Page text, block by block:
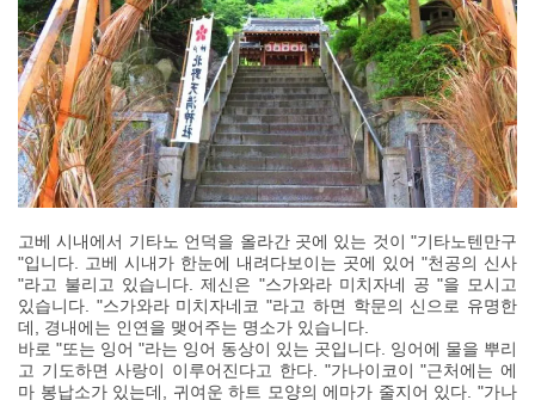
고베 시내에서 기타노 언덕을 올라간 곳에 있는 것이 "기타노텐만구
"입니다. 고베 시내가 한눈에 내려다보이는 곳에 있어 "천공의 신사
"라고 불리고 있습니다. 제신은 "스가와라 미치자네 공 "을 모시고
있습니다. "스가와라 미치자네코 "라고 하면 학문의 신으로 유명한
데, 경내에는 인연을 맺어주는 명소가 있습니다.
바로 "또는 잉어 "라는 잉어 동상이 있는 곳입니다. 잉어에 물을 뿌리
고 기도하면 사랑이 이루어진다고 한다. "가나이코이 "근처에는 에
마 봉납소가 있는데, 귀여운 하트 모양의 에마가 줄지어 있다. "가나